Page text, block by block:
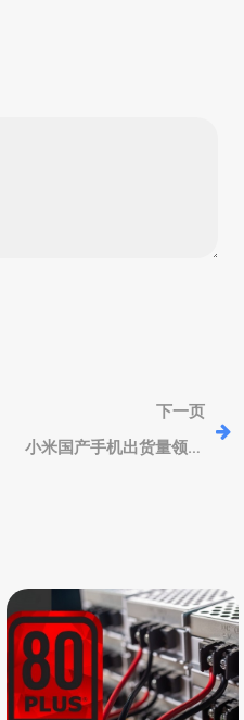
下一页
小米国产手机出货量领头